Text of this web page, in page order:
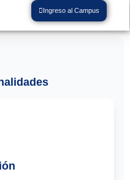
Ingreso al Campus